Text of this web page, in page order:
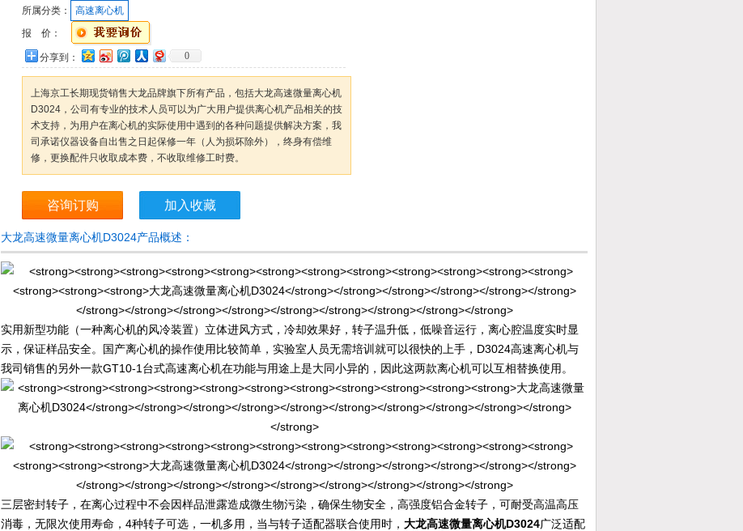
所属分类：
高速离心机
报 价：
分享到： 0
上海京工长期现货销售大龙品牌旗下所有产品，包括大龙高速微量离心机
D3024，公司有专业的技术人员可以为广大用户提供离心机产品相关的技
术支持，为用户在离心机的实际使用中遇到的各种问题提供解决方案，我
司承诺仪器设备自出售之日起保修一年（人为损坏除外），终身有偿维
修，更换配件只收取成本费，不收取维修工时费。
咨询订购 加入收藏
大龙高速微量离心机D3024产品概述：
实用新型功能（一种离心机的风冷装置）立体进风方式，冷却效果好，转子温升低，低噪音运行，离心腔温度实时显
示，保证样品安全。国产离心机的操作使用比较简单，实验室人员无需培训就可以很快的上手，D3024高速离心机与
我司销售的另外一款GT10-1台式高速离心机在功能与用途上是大同小异的，因此这两款离心机可以互相替换使用。
三层密封转子，在离心过程中不会因样品泄露造成微生物污染，确保生物安全，高强度铝合金转子，可耐受高温高压
消毒，无限次使用寿命，4种转子可选，一机多用，当与转子适配器联合使用时， 大龙高速微量离心机D3024广泛适配